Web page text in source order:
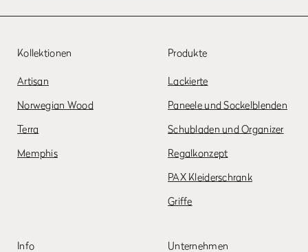
Kollektionen
Artisan
Norwegian Wood
Terra
Memphis
Produkte
Lackierte
Paneele und Sockelblenden
Schubladen und Organizer
Regalkonzept
PAX Kleiderschrank
Griffe
Info Unternehmen